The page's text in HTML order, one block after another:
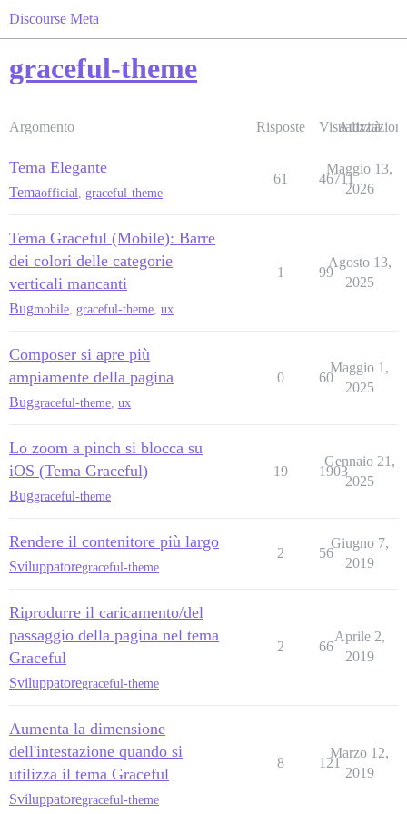
Discourse Meta
graceful-theme
Argomento Risposte Visualizzazioni
Attività
Tema Elegante
Temaofficial graceful-theme
61 46711
Maggio 13,
2026
Tema Graceful (Mobile): Barre
dei colori delle categorie
verticali mancanti
Bugmobile graceful-theme ux
1 99
Agosto 13,
2025
Composer si apre più
ampiamente della pagina
Buggraceful-theme ux
0 60
Maggio 1,
2025
Lo zoom a pinch si blocca su
iOS (Tema Graceful)
Buggraceful-theme
19 1903
Gennaio 21,
2025
Rendere il contenitore più largo
Sviluppatoregraceful-theme
2 56
Giugno 7,
2019
Riprodurre il caricamento/del
passaggio della pagina nel tema
Graceful
Sviluppatoregraceful-theme
2 66
Aprile 2,
2019
Aumenta la dimensione
dell'intestazione quando si
utilizza il tema Graceful
Sviluppatoregraceful-theme
8 121
Marzo 12,
2019